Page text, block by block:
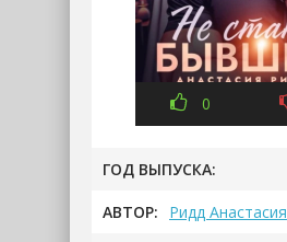
0
ГОД ВЫПУСКА:
АВТОР: Ридд Анастасия